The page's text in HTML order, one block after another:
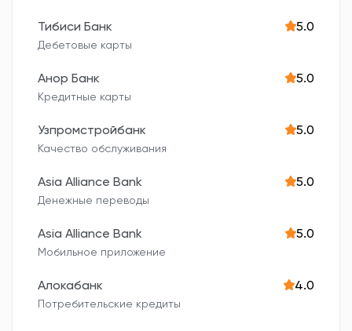
Тибиси Банк 5.0
Дебетовые карты
Анор Банк 5.0
Кредитные карты
Узпромстройбанк 5.0
Качество обслуживания
Asia Alliance Bank 5.0
Денежные переводы
Asia Alliance Bank 5.0
Мобильное приложение
Алокабанк 4.0
Потребительские кредиты